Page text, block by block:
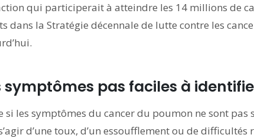
qui participerait à atteindre les 14 millions de
dans la Stratégie décennale de lutte contre les
symptômes pas faciles à
si les symptômes du cancer du poumon ne sont
d’une toux, d’un essoufflement ou de